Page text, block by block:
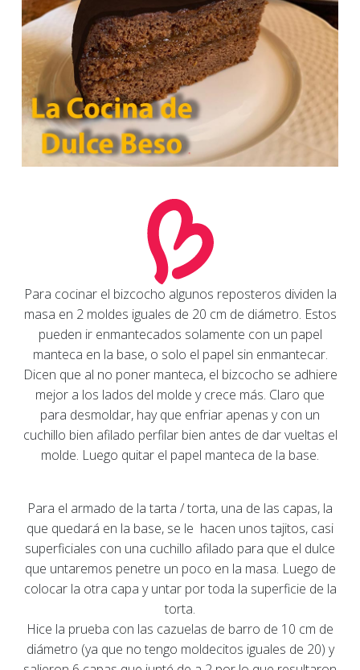
Para cocinar el bizcocho algunos reposteros dividen la
masa en 2 moldes iguales de 20 cm de diámetro. Estos
pueden ir enmantecados solamente con un papel
manteca en la base, o solo el papel sin enmantecar.
Dicen que al no poner manteca, el bizcocho se adhiere
mejor a los lados del molde y crece más. Claro que
para desmoldar, hay que enfriar apenas y con un
cuchillo bien afilado perfilar bien antes de dar vueltas el
molde. Luego quitar el papel manteca de la base.
Para el armado de la tarta / torta, una de las capas, la
que quedará en la base, se le hacen unos tajitos, casi
superficiales con una cuchillo afilado para que el dulce
que untaremos penetre un poco en la masa. Luego de
colocar la otra capa y untar por toda la superficie de la
torta.
Hice la prueba con las cazuelas de barro de 10 cm de
diámetro (ya que no tengo moldecitos iguales de 20) y